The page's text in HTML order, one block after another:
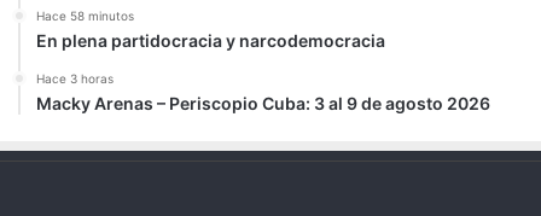
Hace 58 minutos
En plena partidocracia y narcodemocracia
Hace 3 horas
Macky Arenas – Periscopio Cuba: 3 al 9 de agosto 2026